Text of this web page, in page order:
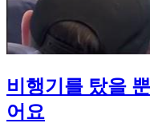
비행기를 탔을
어요